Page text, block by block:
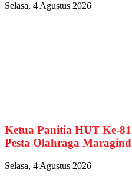
Selasa, 4 Agustus 2026
Ketua Panitia HUT Ke-
Pesta Olahraga
Selasa, 4 Agustus 2026